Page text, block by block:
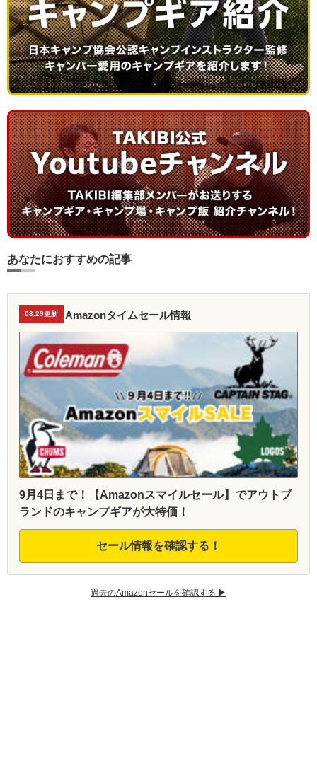
あなたにおすすめの記事
08.29更新 Amazonタイムセール情報
9月4日まで！【Amazonスマイルセール】でアウトブ
ランドのキャンプギアが大特価！
セール情報を確認する！
過去のAmazonセールを確認する ▶︎